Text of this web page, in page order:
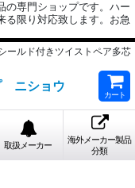
の専門ショップです。ハー
る限り対応致します。お急
ールド付きツイストペア多芯
ニショウ
カート
取扱メーカー
海外メーカー製品
分類